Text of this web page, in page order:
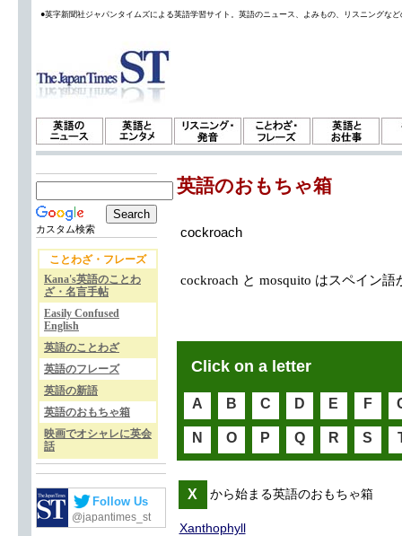
●英字新聞社ジャパンタイムズによる英語学習サイト。英語のニュース、よみもの、リスニングな
カスタム検索
ことわざ・フレーズ
Kana's英語のことわ
ざ・名言手帖
Easily Confused
English
英語のことわざ
英語のフレーズ
英語の新語
英語のおもちゃ箱
映画でオシャレに英会
話
Follow Us
@japantimes_st
英語のおもちゃ箱
cockroach
cockroach と mosquito はスペイン
Click on a letter
A B C D E F
N O P Q R S
X から始まる英語のおもちゃ箱
Xanthophyll